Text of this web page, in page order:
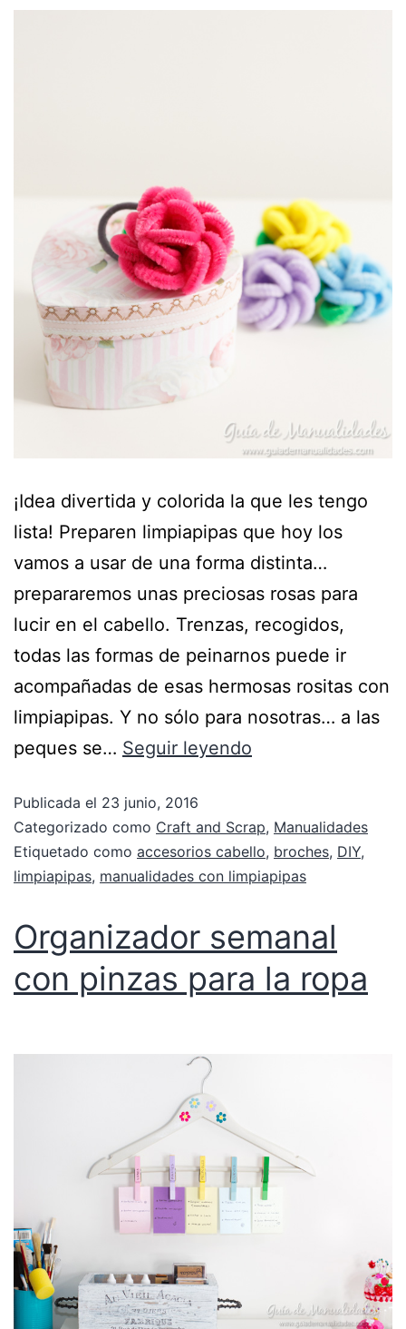
¡Idea divertida y colorida la que les tengo
lista! Preparen limpiapipas que hoy los
vamos a usar de una forma distinta…
prepararemos unas preciosas rosas para
lucir en el cabello. Trenzas, recogidos,
todas las formas de peinarnos puede ir
acompañadas de esas hermosas rositas con
limpiapipas. Y no sólo para nosotras… a las
peques se… Seguir leyendo
Publicada el 23 junio, 2016
Categorizado como Craft and Scrap, Manualidades
Etiquetado como accesorios cabello, broches, DIY,
limpiapipas, manualidades con limpiapipas
Organizador semanal
con pinzas para la ropa